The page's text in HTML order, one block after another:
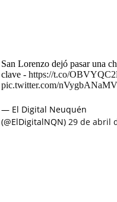
San Lorenzo dejó pasar una
clave - https://t.co/
pic.twitter.com/nVygbANaMV
— El Digital Neuquén
(@ElDigitalNQN) 29 de abril